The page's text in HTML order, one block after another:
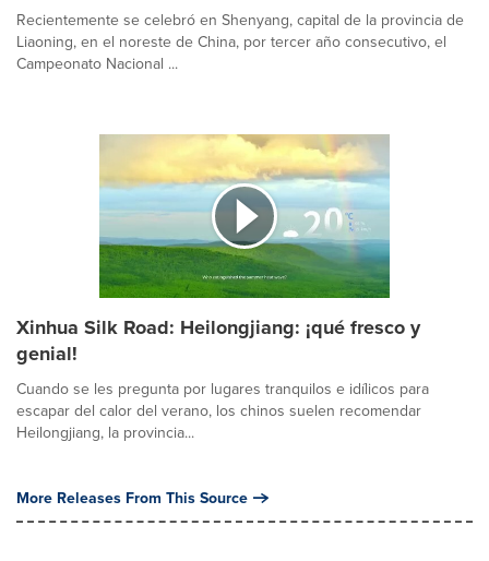
Recientemente se celebró en Shenyang, capital de la provincia de
Liaoning, en el noreste de China, por tercer año consecutivo, el
Campeonato Nacional ...
Xinhua Silk Road: Heilongjiang: ¡qué fresco y
genial!
Cuando se les pregunta por lugares tranquilos e idílicos para
escapar del calor del verano, los chinos suelen recomendar
Heilongjiang, la provincia...
More Releases From This Source